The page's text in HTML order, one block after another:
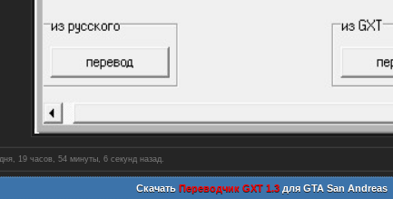
19 часов, 54 минуты, 7 секунд назад.
СкачатьПереводчик GXT 1.3 для GTA San Andreas